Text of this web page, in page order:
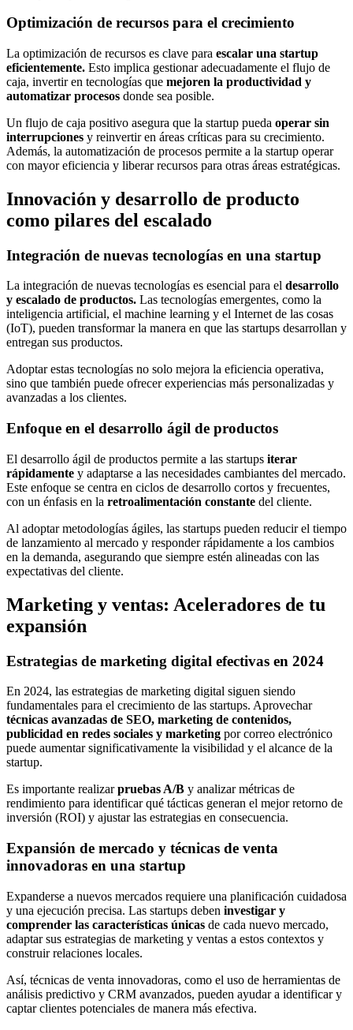
Optimización de recursos para el crecimiento
La optimización de recursos es clave para escalar una startup
eficientemente. Esto implica gestionar adecuadamente el flujo de
caja, invertir en tecnologías que mejoren la productividad y
automatizar procesos donde sea posible.
Un flujo de caja positivo asegura que la startup pueda operar sin
interrupciones y reinvertir en áreas críticas para su crecimiento.
Además, la automatización de procesos permite a la startup operar
con mayor eficiencia y liberar recursos para otras áreas estratégicas.
Innovación y desarrollo de producto
como pilares del escalado
Integración de nuevas tecnologías en una startup
La integración de nuevas tecnologías es esencial para el desarrollo
y escalado de productos. Las tecnologías emergentes, como la
inteligencia artificial, el machine learning y el Internet de las cosas
(IoT), pueden transformar la manera en que las startups desarrollan y
entregan sus productos.
Adoptar estas tecnologías no solo mejora la eficiencia operativa,
sino que también puede ofrecer experiencias más personalizadas y
avanzadas a los clientes.
Enfoque en el desarrollo ágil de productos
El desarrollo ágil de productos permite a las startups iterar
rápidamente y adaptarse a las necesidades cambiantes del mercado.
Este enfoque se centra en ciclos de desarrollo cortos y frecuentes,
con un énfasis en la retroalimentación constante del cliente.
Al adoptar metodologías ágiles, las startups pueden reducir el tiempo
de lanzamiento al mercado y responder rápidamente a los cambios
en la demanda, asegurando que siempre estén alineadas con las
expectativas del cliente.
Marketing y ventas: Aceleradores de tu
expansión
Estrategias de marketing digital efectivas en 2024
En 2024, las estrategias de marketing digital siguen siendo
fundamentales para el crecimiento de las startups. Aprovechar
técnicas avanzadas de SEO, marketing de contenidos,
publicidad en redes sociales y marketing por correo electrónico
puede aumentar significativamente la visibilidad y el alcance de la
startup.
Es importante realizarpruebas A/B y analizar métricas de
rendimiento para identificar qué tácticas generan el mejor retorno de
inversión (ROI) y ajustar las estrategias en consecuencia.
Expansión de mercado y técnicas de venta
innovadoras en una startup
Expanderse a nuevos mercados requiere una planificación cuidadosa
y una ejecución precisa. Las startups deben investigar y
comprender las características únicas de cada nuevo mercado,
adaptar sus estrategias de marketing y ventas a estos contextos y
construir relaciones locales.
Así, técnicas de venta innovadoras, como el uso de herramientas de
análisis predictivo y CRM avanzados, pueden ayudar a identificar y
captar clientes potenciales de manera más efectiva.